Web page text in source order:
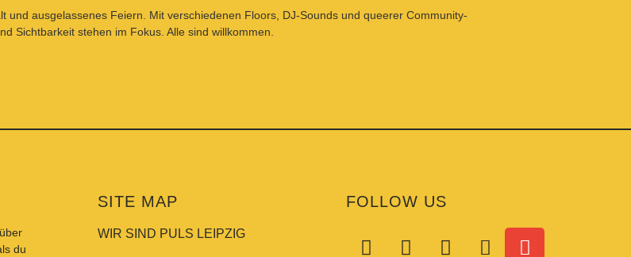
und ausgelassenes Feiern. Mit verschiedenen Floors, DJ-Sounds und queerer Community-
Sichtbarkeit stehen im Fokus. Alle sind willkommen.
über
du
SITE MAP
WIR SIND PULS LEIPZIG
FOLLOW US